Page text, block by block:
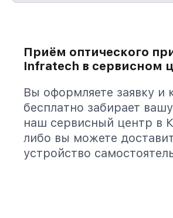
Приём оптического
Infratech в сервисном
Вы оформляете заявку и
бесплатно забирает
наш сервисный центр в
либо вы можете
устройство